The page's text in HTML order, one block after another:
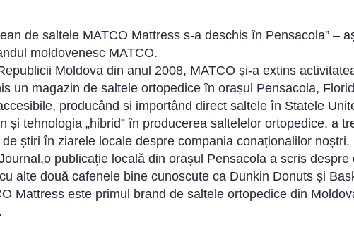
de saltele MATCO Mattress s-a deschis în Pensacola” –
moldovenesc MATCO.
Moldova din anul 2008, MATCO și-a extins
un magazin de saltele ortopedice în orașul Pensacola,
producând și importând direct saltele în Statele
și tehnologia „hibrid” în producerea saltelelor ortopedice, a
știri în ziarele locale despre compania conaționalilor noștri.
publicație locală din orașul Pensacola a scris
alte două cafenele bine cunoscute ca Dunkin Donuts și
Mattress este primul brand de saltele ortopedice din